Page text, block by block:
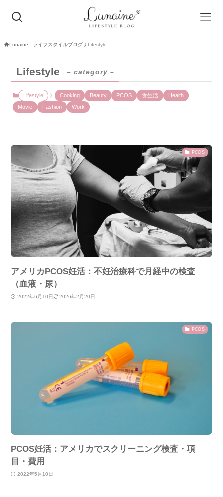
Lunaine - ライフスタイルブログ Lifestyle
Lifestyle – category –
Lifestyle Cooking Beauty PCOS 食生活
Health
Movie
Fashion Work
PCOS
アメリカPCOS妊活：不妊治療科で月経中の検査
（血液・尿）
2022年6月10日 2026年2月20日
PCOS
PCOS妊活：アメリカでスクリーニング検査・項
目・費用
2022年5月10日